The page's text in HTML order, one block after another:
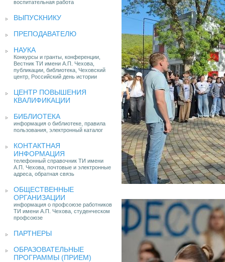
воспитательная работа
ВЫПУСКНИКУ
ПРЕПОДАВАТЕЛЮ
НАУКА
Конкурсы и гранты, конференции,
Вестник ТИ имени А.П. Чехова,
публикации, библиотека, Чеховский
центр, Российский день истории
ЦЕНТР ПОВЫШЕНИЯ
КВАЛИФИКАЦИИ
БИБЛИОТЕКА
информация о библиотеке, правила
пользования, электронный каталог
КОНТАКТНАЯ
ИНФОРМАЦИЯ
телефонный справочник ТИ имени
А.П. Чехова, почтовые и электронные
адреса, обратная связь
ОБЩЕСТВЕННЫЕ
ОРГАНИЗАЦИИ
информация о профсоюзе работников
ТИ имени А.П. Чехова, студенческом
профсоюзе
ПАРТНЕРЫ
ОБРАЗОВАТЕЛЬНЫЕ
ПРОГРАММЫ (ПРИЕМ)